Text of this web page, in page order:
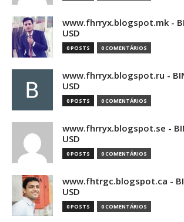
www.fhrryx.blogspot.mk -
USD
0 POSTS 0 COMENTÁRIOS
www.fhrryx.blogspot.ru -
USD
0 POSTS 0 COMENTÁRIOS
www.fhrryx.blogspot.se -
USD
0 POSTS 0 COMENTÁRIOS
www.fhtrgc.blogspot.ca -
USD
0 POSTS 0 COMENTÁRIOS